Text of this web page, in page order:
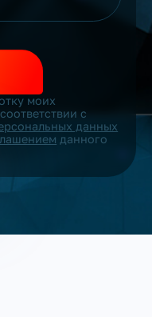
моих
с
данных
данного